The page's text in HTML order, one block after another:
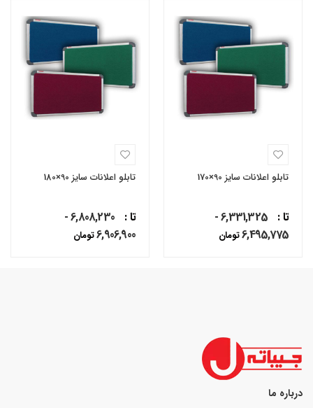
تابلو اعلانات سایز 90×170
تا :
6,331,325 -
6,495,775 تومان
تابلو اعلانات سایز 90×180
تا :
6,808,230 -
6,906,900 تومان
درباره ما